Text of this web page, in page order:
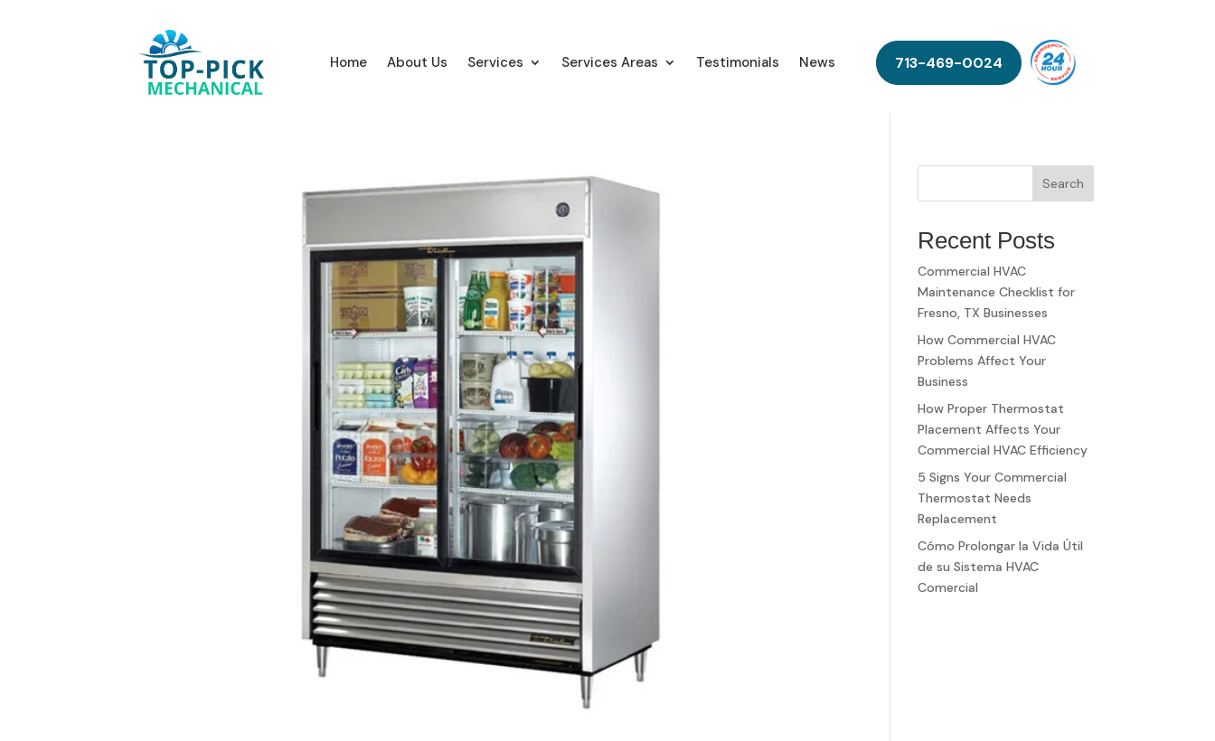
Home About Us Services Services Areas Testimonials News 713-469-0024
Search
Recent Posts
Commercial HVAC
Maintenance Checklist for
Fresno, TX Businesses
How Commercial HVAC
Problems Affect Your
Business
How Proper Thermostat
Placement Affects Your
Commercial HVAC Efficiency
5 Signs Your Commercial
Thermostat Needs
Replacement
Cómo Prolongar la Vida Útil
de su Sistema HVAC
Comercial